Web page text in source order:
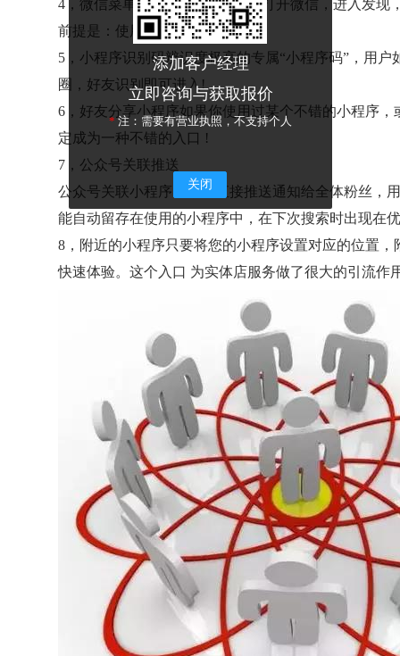
4，微信菜单“发现”——“小程序”打开微信，进入发现
前提是：使用过任意一款小程序。
5，小程序识别码辨识度极高的专属“小程序码”，用
圈，好友识别即可进入!
6，好友分享小程序如果你使用过某个不错的小程序
定成为一种不错的入口 !
7，公众号关联推送
公众号关联小程序时，会直接推送通知给全体粉丝，
能自动留存在使用的小程序中，在下次搜索时出现在
8，附近的小程序只要将您的小程序设置对应的位置
快速体验。这个入口 为实体店服务做了很大的引流作
添加客户经理
立即咨询与获取报价
*注：需要有营业执照，不支持个人
关闭